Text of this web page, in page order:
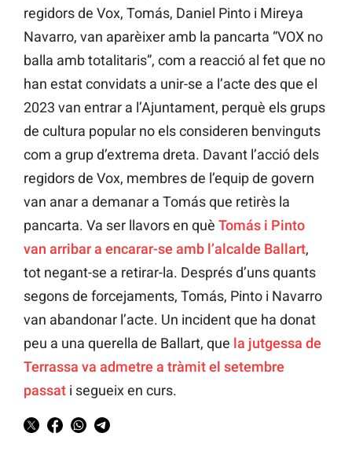
regidors de Vox, Tomás, Daniel Pinto i Mireya
Navarro, van aparèixer amb la pancarta “VOX no
balla amb totalitaris”, com a reacció al fet que no
han estat convidats a unir-se a l’acte des que el
2023 van entrar a l’Ajuntament, perquè els grups
de cultura popular no els consideren benvinguts
com a grup d’extrema dreta. Davant l’acció dels
regidors de Vox, membres de l’equip de govern
van anar a demanar a Tomás que retirès la
pancarta. Va ser llavors en què Tomás i Pinto
van arribar a encarar-se amb l’alcalde Ballart,
tot negant-se a retirar-la. Després d’uns quants
segons de forcejaments, Tomás, Pinto i Navarro
van abandonar l’acte. Un incident que ha donat
peu a una querella de Ballart, que la jutgessa de
Terrassa va admetre a tràmit el setembre
passat i segueix en curs.